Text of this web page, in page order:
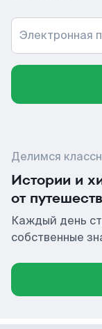
Электронная
Делимся
Истории и
от
Каждый день
собственные